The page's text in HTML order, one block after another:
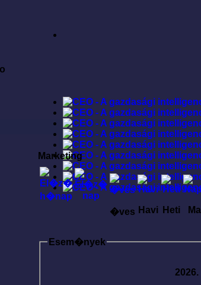
Marketing
�ves Havi Heti Ma
Esem�nyek